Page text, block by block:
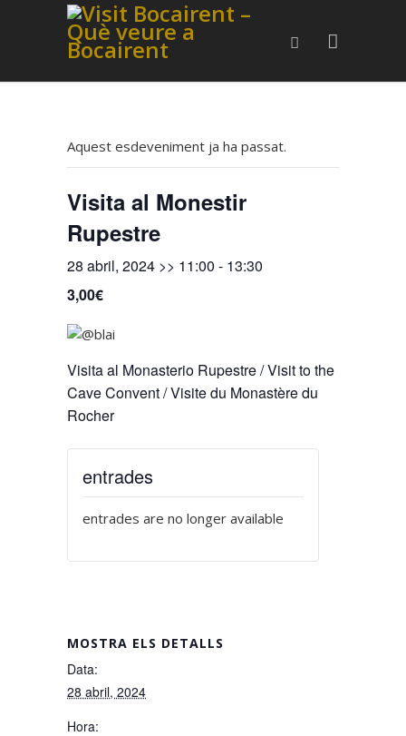
Aquest esdeveniment ja ha passat.
Visita al Monestir
Rupestre
28 abril, 2024 >> 11:00 - 13:30
3,00€
Visita al Monasterio Rupestre / Visit to the
Cave Convent / Visite du Monastère du
Rocher
MOSTRA ELS DETALLS
Data:
28 abril, 2024
Hora:
entrades
entrades are no longer available